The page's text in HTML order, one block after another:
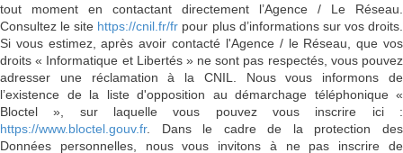
tout moment en contactant directement l’Agence / Le Réseau.
Consultez le site https://cnil.fr/fr pour plus d’informations sur vos droits.
Si vous estimez, après avoir contacté l'Agence / le Réseau, que vos
droits « Informatique et Libertés » ne sont pas respectés, vous pouvez
adresser une réclamation à la CNIL. Nous vous informons de
l’existence de la liste d'opposition au démarchage téléphonique «
Bloctel », sur laquelle vous pouvez vous inscrire ici :
https://www.bloctel.gouv.fr. Dans le cadre de la protection des
Données personnelles, nous vous invitons à ne pas inscrire de